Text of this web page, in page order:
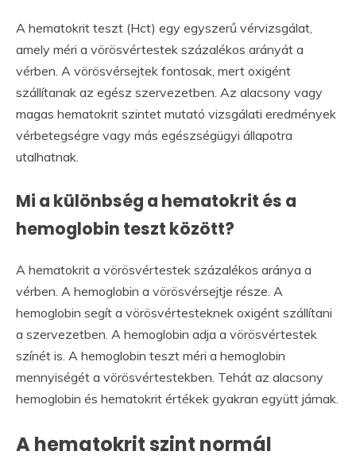
A hematokrit teszt (Hct) egy egyszerű vérvizsgálat,
amely méri a vörösvértestek százalékos arányát a
vérben. A vörösvérsejtek fontosak, mert oxigént
szállítanak az egész szervezetben. Az alacsony vagy
magas hematokrit szintet mutató vizsgálati eredmények
vérbetegségre vagy más egészségügyi állapotra
utalhatnak.
Mi a különbség a hematokrit és a
hemoglobin teszt között?
A hematokrit a vörösvértestek százalékos aránya a
vérben. A hemoglobin a vörösvérsejtje része. A
hemoglobin segít a vörösvértesteknek oxigént szállítani
a szervezetben. A hemoglobin adja a vörösvértestek
színét is. A hemoglobin teszt méri a hemoglobin
mennyiségét a vörösvértestekben. Tehát az alacsony
hemoglobin és hematokrit értékek gyakran együtt járnak.
A hematokrit szint normál